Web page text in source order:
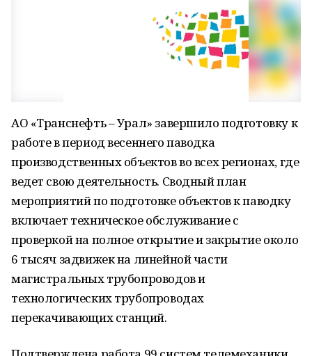
АО «Транснефть – Урал» завершило подготовку к
работе в период весеннего паводка
производственных объектов во всех регионах, где
ведет свою деятельность. Сводный план
мероприятий по подготовке объектов к паводку
включает техническое обслуживание с
проверкой на полное открытие и закрытие около
6 тысяч задвижек на линейной части
магистральных трубопроводов и
технологических трубопроводах
перекачивающих станций.